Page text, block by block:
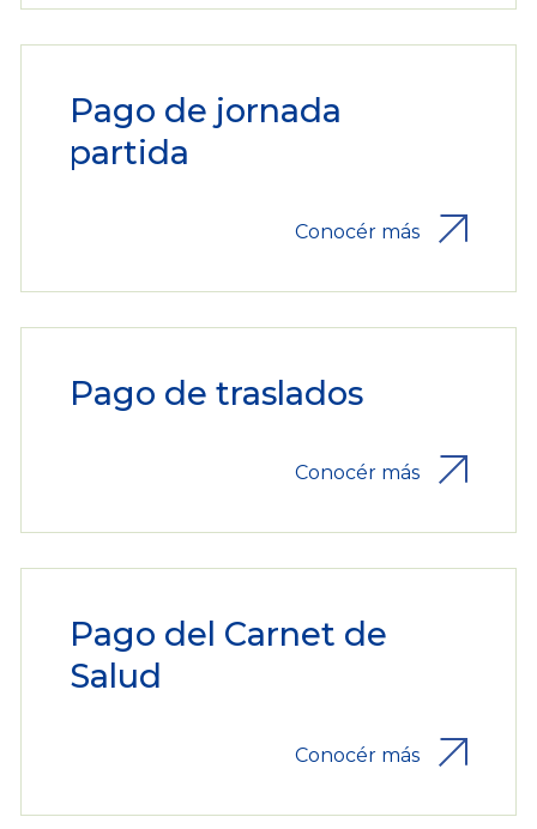
Pago de jornada
partida
Conocér más
Pago de traslados
Conocér más
Pago del Carnet de
Salud
Conocér más